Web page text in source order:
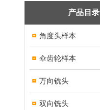
产品目录
角度头样本
伞齿轮样本
万向铣头
双向铣头